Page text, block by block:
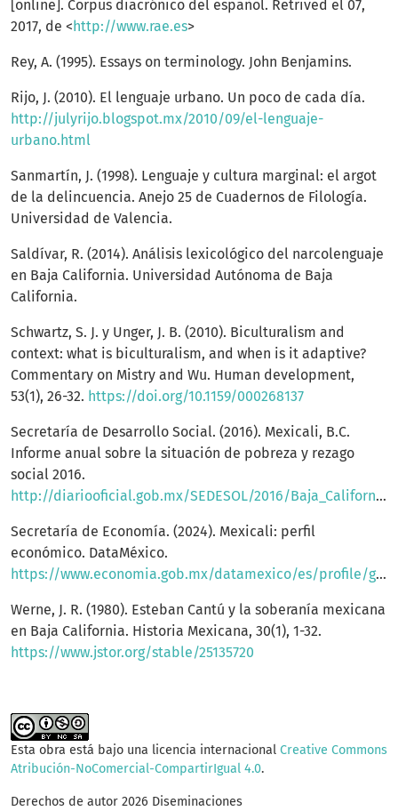
[online]. Corpus diacrónico del español. Retrived el 07,
2017, de < http://www.rae.es>
Rey, A. (1995). Essays on terminology. John Benjamins.
Rijo, J. (2010). El lenguaje urbano. Un poco de cada día.
http://julyrijo.blogspot.mx/2010/09/el-lenguaje-
urbano.html
Sanmartín, J. (1998). Lenguaje y cultura marginal: el argot
de la delincuencia. Anejo 25 de Cuadernos de Filología.
Universidad de Valencia.
Saldívar, R. (2014). Análisis lexicológico del narcolenguaje
en Baja California. Universidad Autónoma de Baja
California.
Schwartz, S. J. y Unger, J. B. (2010). Biculturalism and
context: what is biculturalism, and when is it adaptive?
Commentary on Mistry and Wu. Human development,
53(1), 26-32. https://doi.org/10.1159/000268137
Secretaría de Desarrollo Social. (2016). Mexicali, B.C.
Informe anual sobre la situación de pobreza y rezago
social 2016.
http://diariooficial.gob.mx/SEDESOL/2016/Baja_California_002.pdf
Secretaría de Economía. (2024). Mexicali: perfil
económico. DataMéxico.
https://www.economia.gob.mx/datamexico/es/profile/geo/mexicali
Werne, J. R. (1980). Esteban Cantú y la soberanía mexicana
en Baja California. Historia Mexicana, 30(1), 1-32.
https://www.jstor.org/stable/25135720
Esta obra está bajo una licencia internacional Creative Commons
Atribución-NoComercial-CompartirIgual 4.0.
Derechos de autor 2026 Diseminaciones